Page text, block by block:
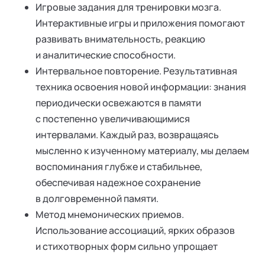
Игровые задания для тренировки мозга.
Интерактивные игры и приложения помогают
развивать внимательность, реакцию
и аналитические способности.
Интервальное повторение. Результативная
техника освоения новой информации: знания
периодически освежаются в памяти
с постепенно увеличивающимися
интервалами. Каждый раз, возвращаясь
мысленно к изученному материалу, мы делаем
воспоминания глубже и стабильнее,
обеспечивая надежное сохранение
в долговременной памяти.
Метод мнемонических приемов.
Использование ассоциаций, ярких образов
и стихотворных форм сильно упрощает